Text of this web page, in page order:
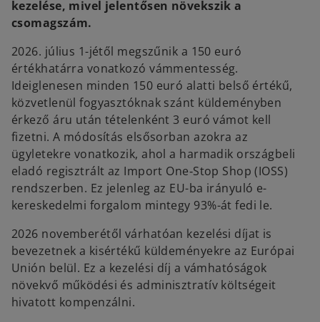
kezelése, mivel jelentősen növekszik a
csomagszám.
2026. július 1-jétől megszűnik a 150 euró
értékhatárra vonatkozó vámmentesség.
Ideiglenesen minden 150 euró alatti belső értékű,
közvetlenül fogyasztóknak szánt küldeményben
érkező áru után tételenként 3 euró vámot kell
fizetni. A módosítás elsősorban azokra az
ügyletekre vonatkozik, ahol a harmadik országbeli
eladó regisztrált az Import One‑Stop Shop (IOSS)
rendszerben. Ez jelenleg az EU-ba irányuló e-
kereskedelmi forgalom mintegy 93%-át fedi le.
2026 novemberétől várhatóan kezelési díjat is
bevezetnek a kisértékű küldeményekre az Európai
Unión belül. Ez a kezelési díj a vámhatóságok
növekvő működési és adminisztratív költségeit
hivatott kompenzálni.